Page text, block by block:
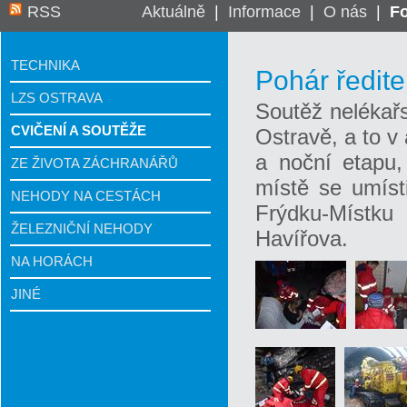
RSS Aktuálně| Informace| O nás|
TECHNIKA
LZS OSTRAVA
CVIČENÍ A SOUTĚŽE
ZE ŽIVOTA ZÁCHRANÁŘŮ
NEHODY NA CESTÁCH
ŽELEZNIČNÍ NEHODY
NA HORÁCH
JINÉ
Pohár
Soutěž
Ostravě, a to v
a noční
místě se
Frýdku-
Havířova.